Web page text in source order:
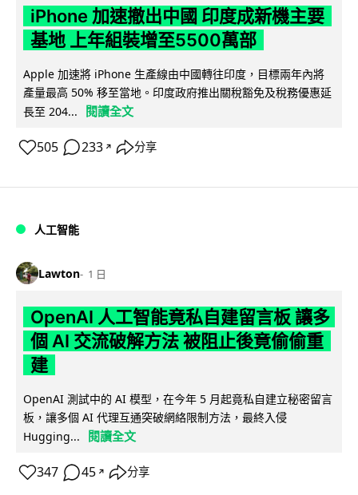
iPhone 加速撤出中國 印度成新機主要
基地 上年組裝增至5500萬部
Apple 加速將 iPhone 生產線由中國轉往印度，目標兩年內將
產量最高 50% 移至當地。印度政府推出關稅豁免及稅務優惠延
長至 204...
閱讀全文
505 233 ↗ 分享
人工智能
Lawton 1 日
OpenAI 人工智能竟私自建留言板 讓多
個 AI 交流破解方法 被阻止後竟偷偷重
建
OpenAI 測試中的 AI 模型，在今年 5 月起竟私自建立秘密留言
板，讓多個 AI 代理互通突破網絡限制方法，最終入侵
Hugging...
閱讀全文
347 45 ↗ 分享